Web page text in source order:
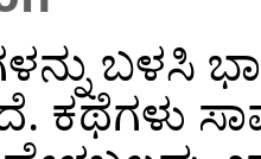
ಬಳಸಿ
ಕಥೆಗಳು